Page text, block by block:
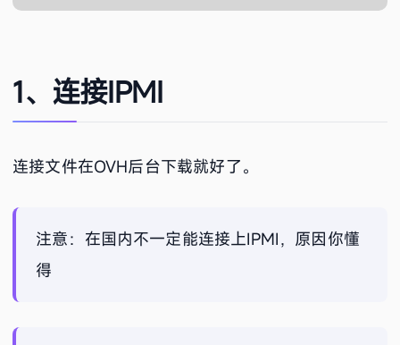
1、连接IPMI
连接文件在OVH后台下载就好了。
注意：在国内不一定能连接上IPMI，原因你懂
得